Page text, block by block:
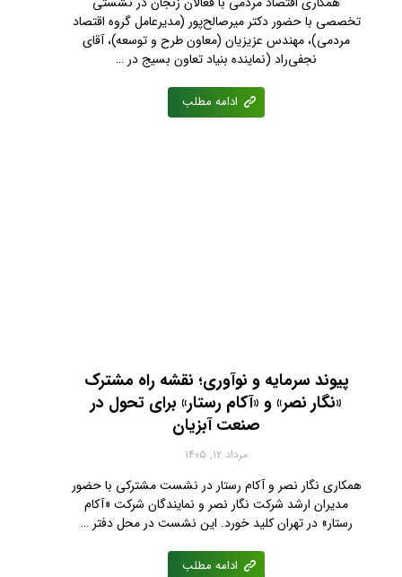
تخصصی با حضور دکتر میرصالح‌پور (مدیرعامل گروه اقتصاد
مردمی)، مهندس عزیزیان (معاون طرح و توسعه)، آقای
نجفی‌راد (نماینده بنیاد تعاون بسیج در …
ادامه مطلب
پیوند سرمایه و نوآوری؛ نقشه راه مشترک
«نگار نصر» و «آکام رستار» برای تحول در
صنعت آبزیان
مرداد ۱۲, ۱۴۰۵
همکاری نگار نصر و آکام رستار در نشست مشترکی با حضور
مدیران ارشد شرکت نگار نصر و نمایندگان شرکت «آکام
رستار» در تهران کلید خورد. این نشست در محل دفتر …
ادامه مطلب